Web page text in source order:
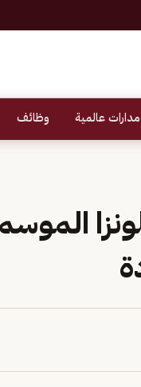
مدارات عالمية وظائف